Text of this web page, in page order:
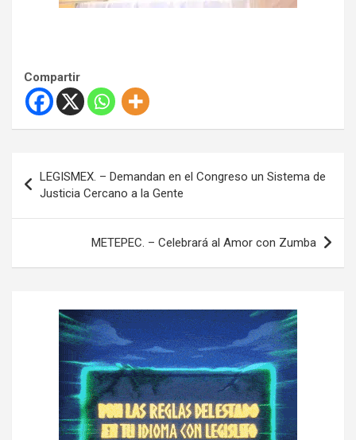
Compartir
v
g
LEGISMEX. – Demandan en el Congreso un Sistema de
Justicia Cercano a la Gente
METEPEC. – Celebrará al Amor con Zumba